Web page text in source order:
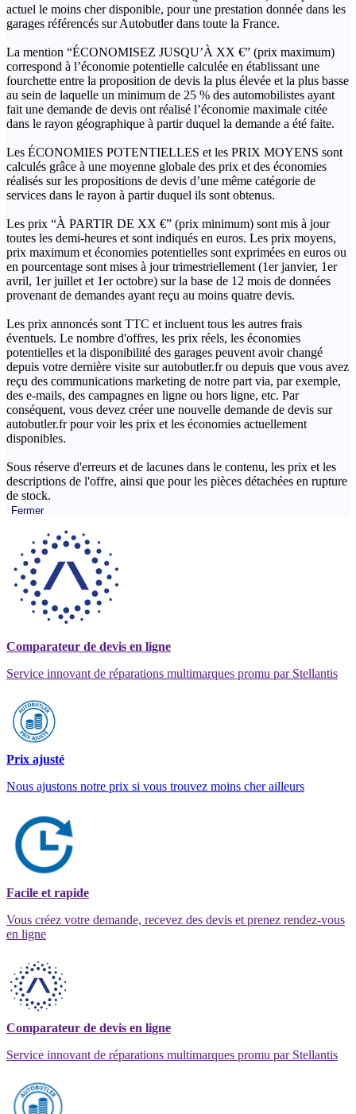
actuel le moins cher disponible, pour une prestation donnée dans les
garages référencés sur Autobutler dans toute la France.
La mention “ÉCONOMISEZ JUSQU’À XX €” (prix maximum)
correspond à l’économie potentielle calculée en établissant une
fourchette entre la proposition de devis la plus élevée et la plus basse
au sein de laquelle un minimum de 25 % des automobilistes ayant
fait une demande de devis ont réalisé l’économie maximale citée
dans le rayon géographique à partir duquel la demande a été faite.
Les ÉCONOMIES POTENTIELLES et les PRIX MOYENS sont
calculés grâce à une moyenne globale des prix et des économies
réalisés sur les propositions de devis d’une même catégorie de
services dans le rayon à partir duquel ils sont obtenus.
Les prix “À PARTIR DE XX €” (prix minimum) sont mis à jour
toutes les demi-heures et sont indiqués en euros. Les prix moyens,
prix maximum et économies potentielles sont exprimées en euros ou
en pourcentage sont mises à jour trimestriellement (1er janvier, 1er
avril, 1er juillet et 1er octobre) sur la base de 12 mois de données
provenant de demandes ayant reçu au moins quatre devis.
Les prix annoncés sont TTC et incluent tous les autres frais
éventuels. Le nombre d'offres, les prix réels, les économies
potentielles et la disponibilité des garages peuvent avoir changé
depuis votre dernière visite sur autobutler.fr ou depuis que vous avez
reçu des communications marketing de notre part via, par exemple,
des e-mails, des campagnes en ligne ou hors ligne, etc. Par
conséquent, vous devez créer une nouvelle demande de devis sur
autobutler.fr pour voir les prix et les économies actuellement
disponibles.
Sous réserve d'erreurs et de lacunes dans le contenu, les prix et les
descriptions de l'offre, ainsi que pour les pièces détachées en rupture
de stock.
Fermer
Comparateur de devis en ligne
Service innovant de réparations multimarques promu par Stellantis
Prix ajusté
Nous ajustons notre prix si vous trouvez moins cher ailleurs
Facile et rapide
Vous créez votre demande, recevez des devis et prenez rendez-vous
en ligne
Comparateur de devis en ligne
Service innovant de réparations multimarques promu par Stellantis